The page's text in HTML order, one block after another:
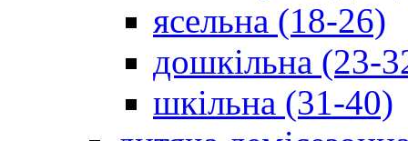
ясельна (18-26)
дошкільна (23-
шкільна (31-40)